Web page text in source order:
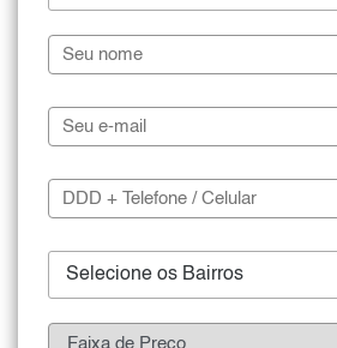
Selecione os Bairros